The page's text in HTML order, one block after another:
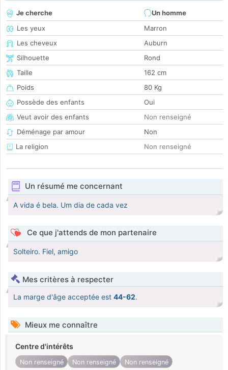
Je cherche
Un homme
Les yeux
Marron
Les cheveux
Auburn
Silhouette
Rond
Taille
162 cm
Poids
80 Kg
Possède des enfants
Oui
Veut avoir des enfants
Non renseigné
Déménage par amour
Non
La religion
Non renseigné
Un résumé me concernant
A vida é bela. Um dia de cada vez
Ce que j'attends de mon partenaire
Solteiro. Fiel, amigo
Mes critères à respecter
La marge d'âge acceptée est 44-62.
Mieux me connaître
Centre d'intérêts
Non renseigné Non renseigné Non renseigné